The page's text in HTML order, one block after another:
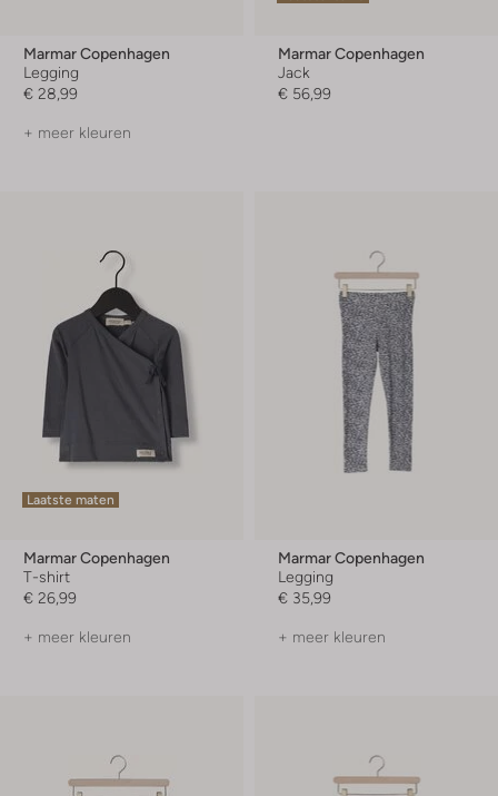
Marmar Copenhagen
Legging
€ 28,99
+ meer kleuren
Marmar Copenhagen
Jack
€ 56,99
Laatste maten
Marmar Copenhagen
T-shirt
€ 26,99
+ meer kleuren
Marmar Copenhagen
Legging
€ 35,99
+ meer kleuren